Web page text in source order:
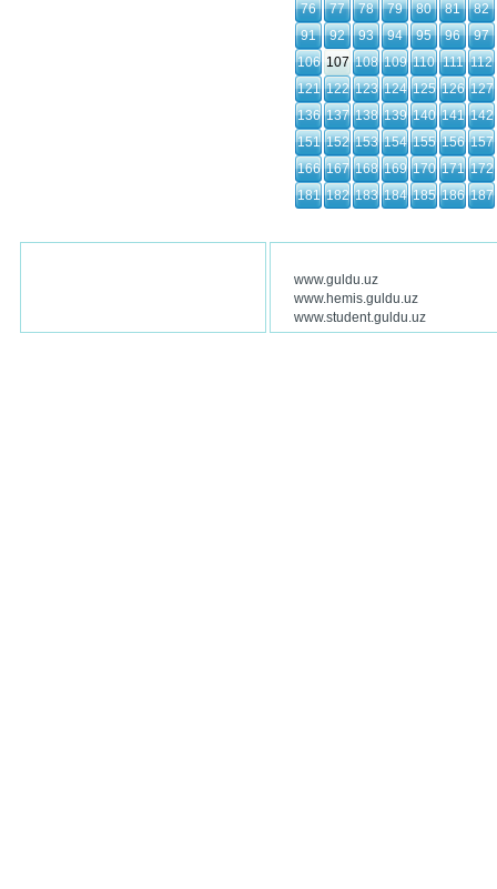
76
77 78 79 80 81
82
91
92 93 94 95 96
97
106 107 108 109 110 111 112
121 122 123 124 125 126 127
136 137 138 139 140 141 142
151 152 153 154 155 156 157
166 167 168 169 170 171 172
181 182 183 184 185 186 187
www.guldu.uz
www.hemis.guldu.uz
www.student.guldu.uz